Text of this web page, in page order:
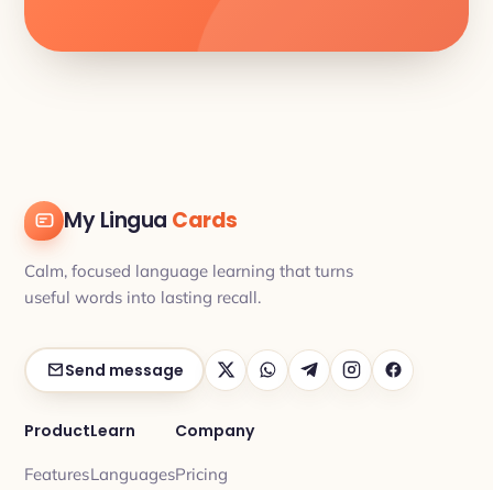
My Lingua Cards
Calm, focused language learning that turns
useful words into lasting recall.
Send message
Product
Features
Learn
Languages
Company
Pricing